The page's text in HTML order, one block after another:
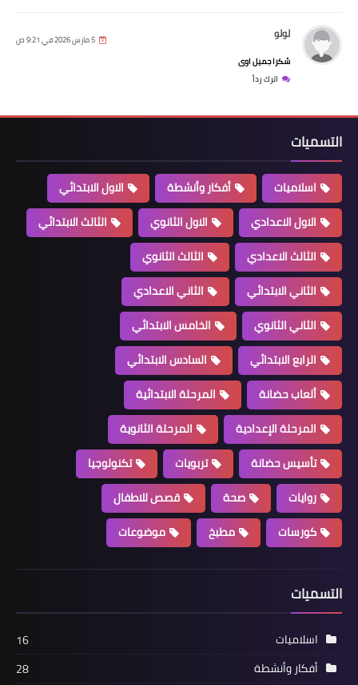
لولو 5 مارس 2026 في 9:21 ص
شكرا جميل اوى
اترك رداً
التسميات
اسلاميات أفكار وأنشطة
الاول الابتدائي
الاول الاعدادي
الاول الثانوي
الثالث الابتدائي
الثالث الاعدادي
الثالث الثانوي
الثاني الابتدائي
الثاني الاعدادي
الثاني الثانوي
الخامس الابتدائي
الرابع الابتدائي
السادس الابتدائي
ألعاب حضانة
المرحلة الابتدائية
المرحلة الإعدادية
المرحلة الثانوية
تأسيس حضانة
تربويات
تكنولوجيا
روايات
صحة
قصص للاطفال
كورسات
مطبخ موضوعات
التسميات
اسلاميات
16
أفكار وأنشطة
28